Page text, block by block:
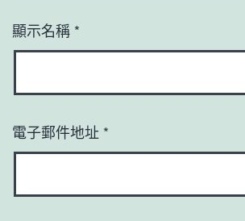
顯示名稱 *
電子郵件地址 *